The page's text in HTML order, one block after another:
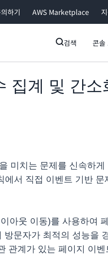
하기 AWS Marketplace
검색 콘솔
집계 및 간소
미치는 문제를 신속하게
서 직접 이벤트 기반 문
아웃 이동)를 사용하여
문자가 최적의 성능을
관계가 있는 페이지 이